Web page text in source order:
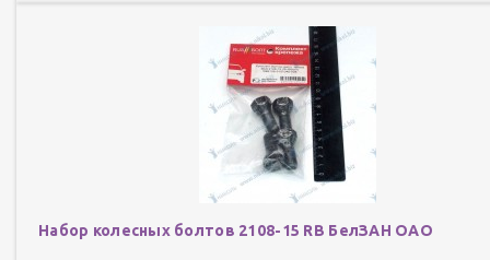
Набор колесных болтов 2108-15 RB БелЗАН ОАО